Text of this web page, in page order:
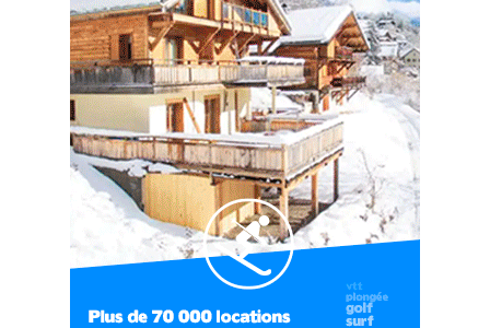
#Ep8 VLOG : DÉCOUVERTE DU VERCORS ET DU
BASSIN GRENOBLOIS !
09:04
#Ep9 VLOG : UN SPORTIHOME CHEZ
SPORTIHOME !
07:21
#Ep10 VLOG : UN SEJOUR SPORTIF PROCHE DE
PARIS !
07:37
#Ep11 VLOG : SÉJOUR AU BORD DE LA SAÔNE
ET AU LAC D’AIGUEBELETTE
05:55
#Ep12 VLOG : ANNECY, ENTRE LAC ET
06:26